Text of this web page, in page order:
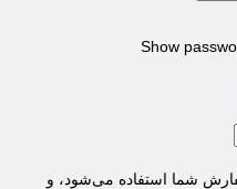
Show
شما استفاده می‌شود، و